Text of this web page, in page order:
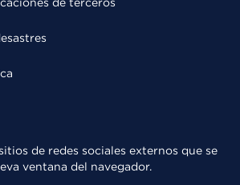
de redes sociales externos que se
ventana del navegador.